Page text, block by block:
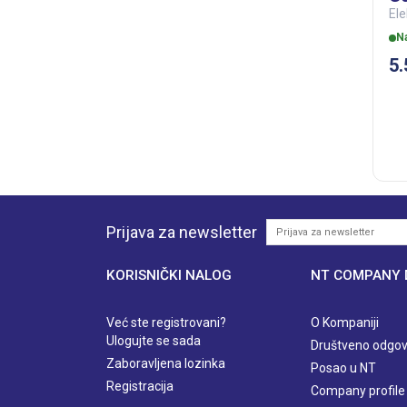
Prijava za newsletter
KORISNIČKI NALOG
Već ste registrovani?
Ulogujte se sada
Zaboravljena lozinka
Registracija
NT COMPANY
O Kompaniji
Društveno
Posao u NT
Company profile